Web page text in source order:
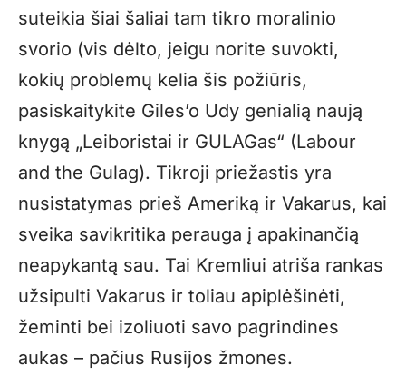
suteikia šiai šaliai tam tikro moralinio
svorio (vis dėlto, jeigu norite suvokti,
kokių problemų kelia šis požiūris,
pasiskaitykite Giles’o Udy genialią naują
knygą „Leiboristai ir GULAGas“ (Labour
and the Gulag). Tikroji priežastis yra
nusistatymas prieš Ameriką ir Vakarus, kai
sveika savikritika perauga į apakinančią
neapykantą sau. Tai Kremliui atriša rankas
užsipulti Vakarus ir toliau apiplėšinėti,
žeminti bei izoliuoti savo pagrindines
aukas – pačius Rusijos žmones.